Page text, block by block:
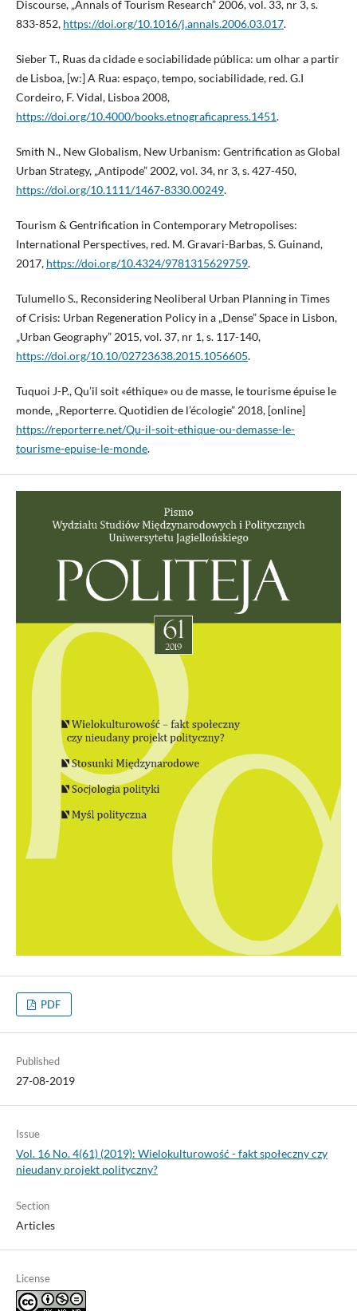
Discourse, „Annals of Tourism Research” 2006, vol. 33, nr 3, s.
833-852, https://doi.org/10.1016/j.annals.2006.03.017.
Sieber T., Ruas da cidade e sociabilidade pública: um olhar a partir
de Lisboa, [w:] A Rua: espaço, tempo, sociabilidade, red. G.I
Cordeiro, F. Vidal, Lisboa 2008,
https://doi.org/10.4000/books.etnograficapress.1451.
Smith N., New Globalism, New Urbanism: Gentrification as Global
Urban Strategy, „Antipode” 2002, vol. 34, nr 3, s. 427-450,
https://doi.org/10.1111/1467-8330.00249.
Tourism & Gentrification in Contemporary Metropolises:
International Perspectives, red. M. Gravari-Barbas, S. Guinand,
2017, https://doi.org/10.4324/9781315629759.
Tulumello S., Reconsidering Neoliberal Urban Planning in Times
of Crisis: Urban Regeneration Policy in a „Dense” Space in Lisbon,
„Urban Geography” 2015, vol. 37, nr 1, s. 117-140,
https://doi.org/10.10/02723638.2015.1056605.
Tuquoi J-P., Qu’il soit «éthique» ou de masse, le tourisme épuise le
monde, „Reporterre. Quotidien de l’écologie” 2018, [online]
https://reporterre.net/Qu-il-soit-ethique-ou-demasse-le-
tourisme-epuise-le-monde.
PDF
Published
27-08-2019
Issue
Vol. 16 No. 4(61) (2019): Wielokulturowość - fakt społeczny czy
nieudany projekt polityczny?
Section
Articles
License